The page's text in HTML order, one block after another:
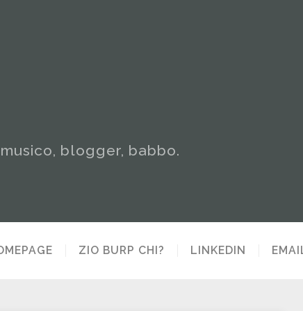
blogger, babbo.
ZIO BURP CHI? LINKEDIN